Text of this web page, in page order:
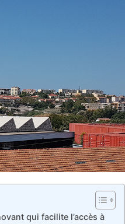
qui facilite l’accès à